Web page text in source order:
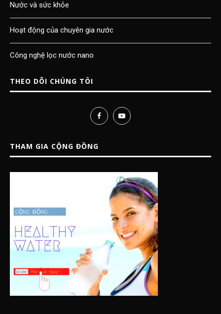
Nước và sức khỏe
Hoạt động của chuyên gia nước
Công nghệ lọc nước nano
THEO DÕI CHÚNG TÔI
THAM GIA CỘNG ĐỒNG